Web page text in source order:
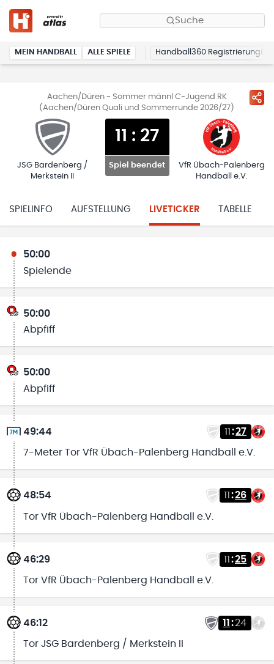
Suche
MEIN HANDBALL ALLE SPIELE Handball360 Registrierung
Aachen/Düren - Sommer männl C-Jugend RK
(Aachen/Düren Quali und Sommerrunde 2026/27)
JSG Bardenberg /
Merkstein II
11 : 27
Spiel beendet
VfR Übach-Palenberg
Handball e.V.
SPIELINFO AUFSTELLUNG LIVETICKER TABELLE
50:00
Spielende
50:00
Abpfiff
50:00
Abpfiff
49:44 11 :27
7-Meter Tor VfR Übach-Palenberg Handball e.V.
48:54 11 :26
Tor VfR Übach-Palenberg Handball e.V.
46:29 11:25
Tor VfR Übach-Palenberg Handball e.V.
46:12 11 :24
Tor JSG Bardenberg / Merkstein II